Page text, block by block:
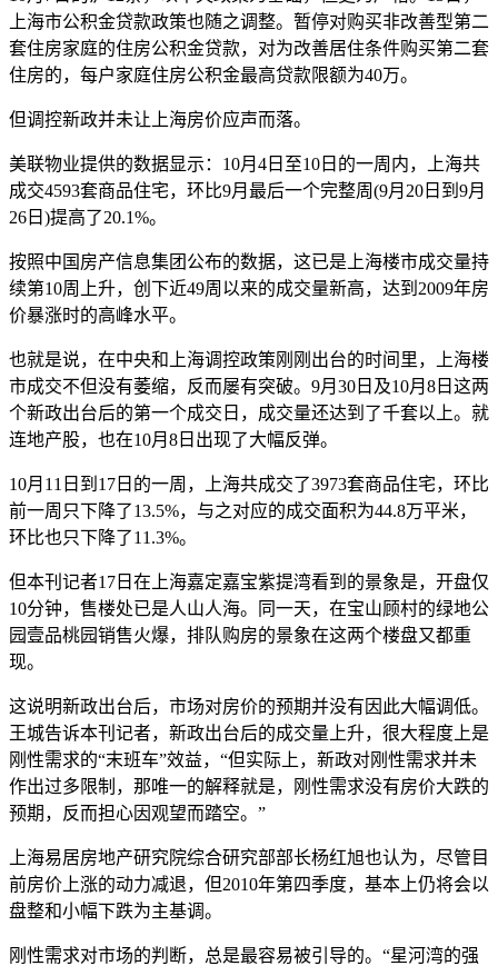
上海市公积金贷款政策也随之调整。暂停对购买非改善型第二
套住房家庭的住房公积金贷款，对为改善居住条件购买第二套
住房的，每户家庭住房公积金最高贷款限额为40万。
但调控新政并未让上海房价应声而落。
美联物业提供的数据显示：10月4日至10日的一周内，上海共
成交4593套商品住宅，环比9月最后一个完整周(9月20日到9月
26日)提高了20.1%。
按照中国房产信息集团公布的数据，这已是上海楼市成交量持
续第10周上升，创下近49周以来的成交量新高，达到2009年房
价暴涨时的高峰水平。
也就是说，在中央和上海调控政策刚刚出台的时间里，上海楼
市成交不但没有萎缩，反而屡有突破。9月30日及10月8日这两
个新政出台后的第一个成交日，成交量还达到了千套以上。就
连地产股，也在10月8日出现了大幅反弹。
10月11日到17日的一周，上海共成交了3973套商品住宅，环比
前一周只下降了13.5%，与之对应的成交面积为44.8万平米，
环比也只下降了11.3%。
但本刊记者17日在上海嘉定嘉宝紫提湾看到的景象是，开盘仅
10分钟，售楼处已是人山人海。同一天，在宝山顾村的绿地公
园壹品桃园销售火爆，排队购房的景象在这两个楼盘又都重
现。
这说明新政出台后，市场对房价的预期并没有因此大幅调低。
王城告诉本刊记者，新政出台后的成交量上升，很大程度上是
刚性需求的“末班车”效益，“但实际上，新政对刚性需求并未
作出过多限制，那唯一的解释就是，刚性需求没有房价大跌的
预期，反而担心因观望而踏空。”
上海易居房地产研究院综合研究部部长杨红旭也认为，尽管目
前房价上涨的动力减退，但2010年第四季度，基本上仍将会以
盘整和小幅下跌为主基调。
刚性需求对市场的判断，总是最容易被引导的。“星河湾的强